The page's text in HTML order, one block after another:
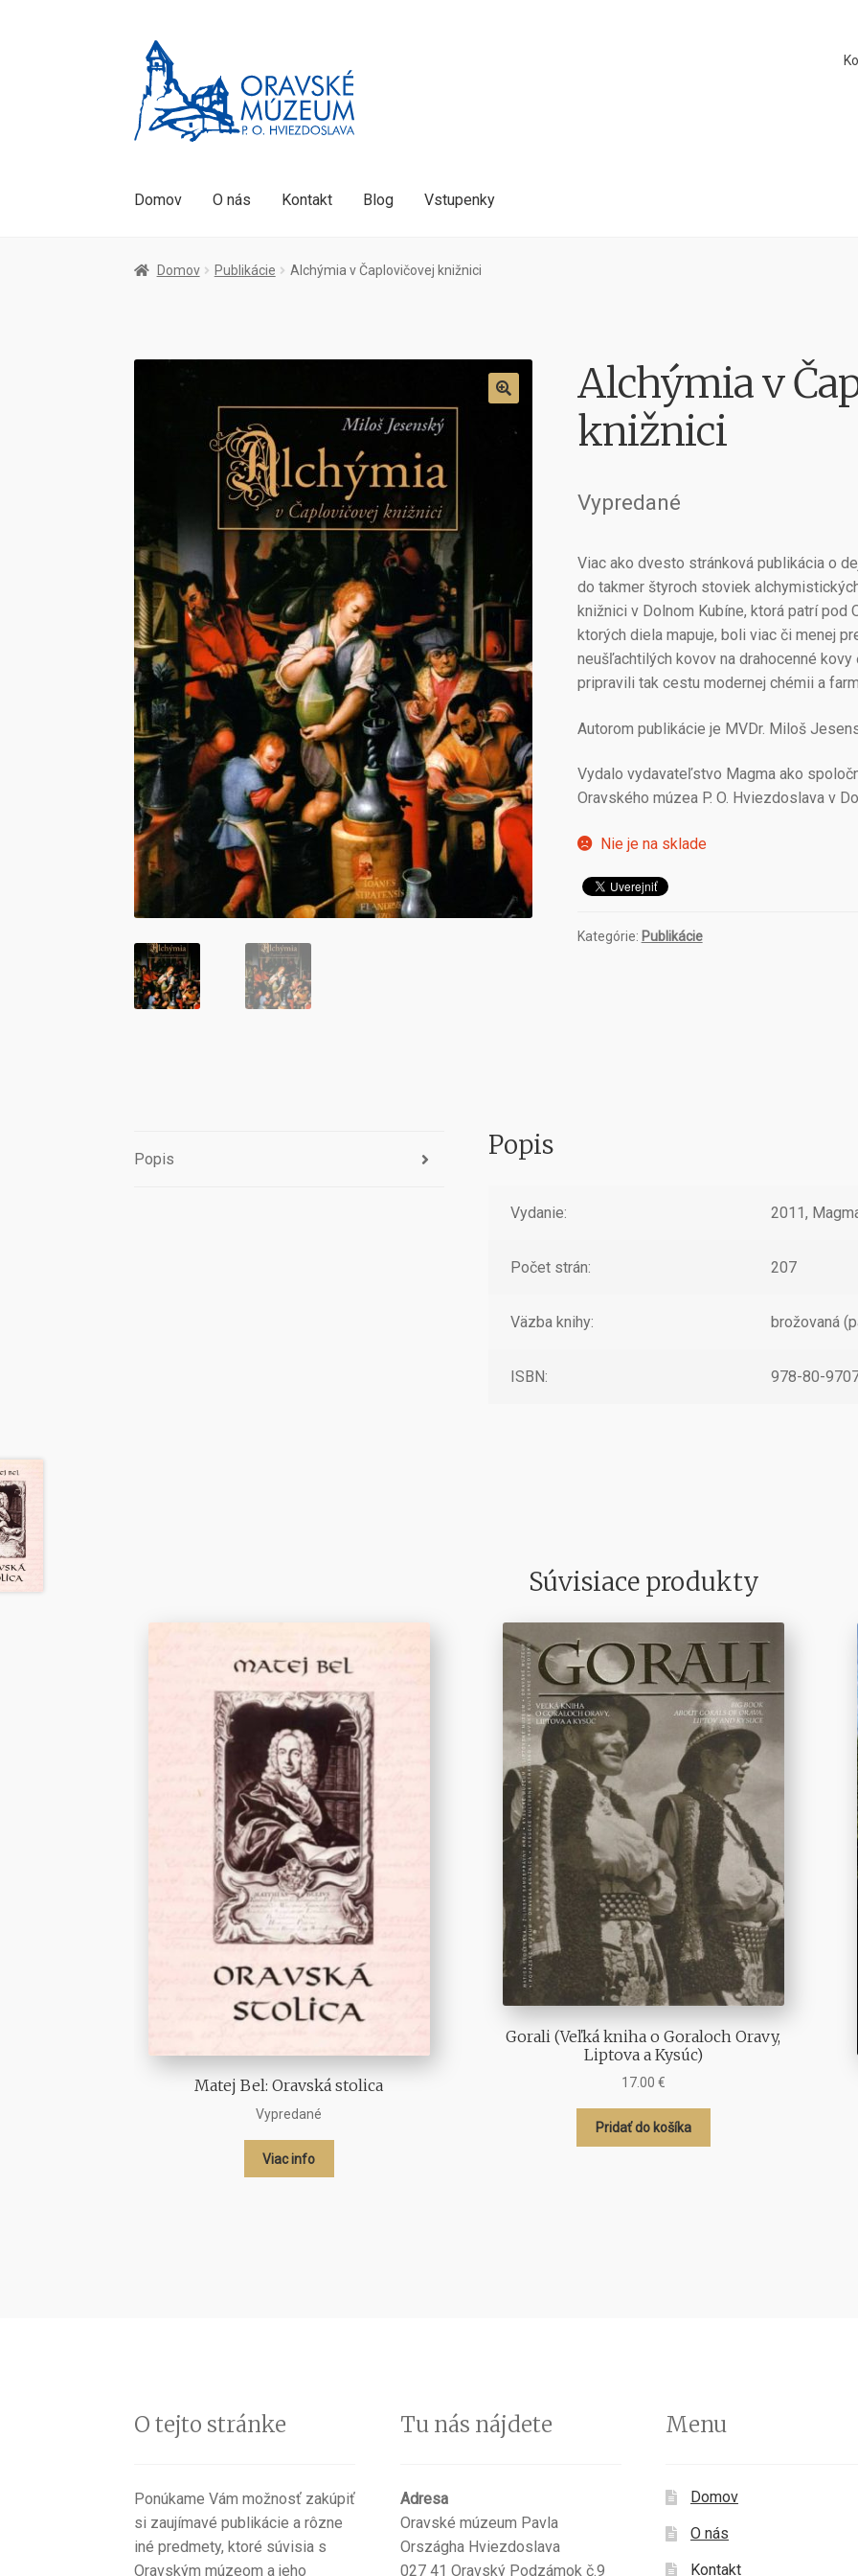
Preskočiť
na
navigáciu
Preskočiť
na
obsah
Domov O nás Kontakt Blog Vstupenky
Domov Publikácie Alchýmia v Čaplovičovej knižnici
Alchýmia v
knižnici
Vypredané
Viac ako dvesto stránková publikácia o
do takmer štyroch stoviek
knižnici v Dolnom Kubíne, ktorá patrí pod
ktorých diela mapuje, boli viac či menej
neušľachtilých kovov na drahocenné
pripravili tak cestu modernej chémii a
Autorom publikácie je MVDr. Miloš
Vydalo vydavateľstvo Magma ako
Oravského múzea P. O. Hviezdoslava v
Nie je na sklade
Kategórie: Publikácie
Popis Popis
Vydanie: 2011,
Počet strán: 207
Väzba knihy: brožovaná
ISBN: 978-80-
Súvisiace produkty
Matej Bel: Oravská stolica
Vypredané
Viac info
Gorali (Veľká kniha o Goraloch Oravy,
Liptova a Kysúc)
17.00 €
Pridať do košíka
O tejto stránke
Ponúkame Vám možnosť zakúpiť
si zaujímavé publikácie a rôzne
iné predmety, ktoré súvisia s
Oravským múzeom a jeho
Tu nás nájdete
Adresa
Oravské múzeum Pavla
Országha Hviezdoslava
027 41 Oravský Podzámok č.9
Menu
Domov
O nás
Kontakt